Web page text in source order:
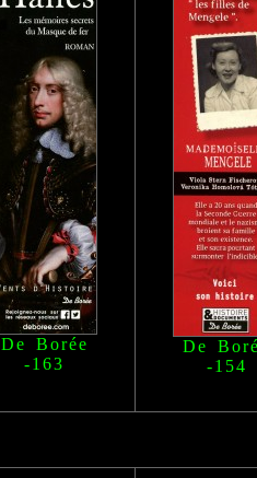
De Borée
-163
De
-154